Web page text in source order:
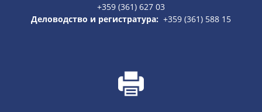
+359 (361) 627 03
Деловодство и регистратура: +359 (361) 588 15